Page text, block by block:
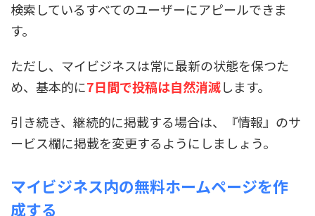
検索しているすべてのユーザーにアピールできま
す。
ただし、マイビジネスは常に最新の状態を保つた
め、基本的に7日間で投稿は自然消滅します。
引き続き、継続的に掲載する場合は、『情報』のサ
ービス欄に掲載を変更するようにしましょう。
マイビジネス内の無料ホームページを作
成する